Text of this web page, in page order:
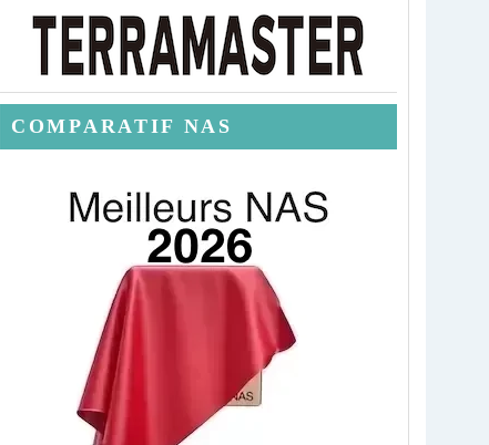
COMPARATIF NAS